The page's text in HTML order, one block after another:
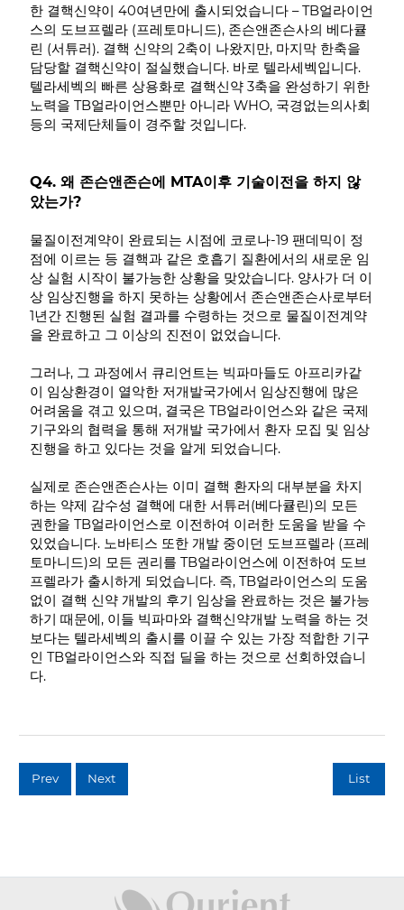
한 결핵신약이 40여년만에 출시되었습니다 – TB얼라이언
스의 도브프렐라 (프레토마니드), 존슨앤존슨사의 베다큘
린 (서튜러). 결핵 신약의 2축이 나왔지만, 마지막 한축을
담당할 결핵신약이 절실했습니다. 바로 텔라세벡입니다.
텔라세벡의 빠른 상용화로 결핵신약 3축을 완성하기 위한
노력을 TB얼라이언스뿐만 아니라 WHO, 국경없는의사회
등의 국제단체들이 경주할 것입니다.
Q4. 왜 존슨앤존슨에 MTA이후 기술이전을 하지 않
았는가?
물질이전계약이 완료되는 시점에 코로나-19 팬데믹이 정
점에 이르는 등 결핵과 같은 호흡기 질환에서의 새로운 임
상 실험 시작이 불가능한 상황을 맞았습니다. 양사가 더 이
상 임상진행을 하지 못하는 상황에서 존슨앤존슨사로부터
1년간 진행된 실험 결과를 수령하는 것으로 물질이전계약
을 완료하고 그 이상의 진전이 없었습니다.
그러나, 그 과정에서 큐리언트는 빅파마들도 아프리카같
이 임상환경이 열악한 저개발국가에서 임상진행에 많은
어려움을 겪고 있으며, 결국은 TB얼라이언스와 같은 국제
기구와의 협력을 통해 저개발 국가에서 환자 모집 및 임상
진행을 하고 있다는 것을 알게 되었습니다.
실제로 존슨앤존슨사는 이미 결핵 환자의 대부분을 차지
하는 약제 감수성 결핵에 대한 서튜러(베다큘린)의 모든
권한을 TB얼라이언스로 이전하여 이러한 도움을 받을 수
있었습니다. 노바티스 또한 개발 중이던 도브프렐라 (프레
토마니드)의 모든 권리를 TB얼라이언스에 이전하여 도브
프렐라가 출시하게 되었습니다. 즉, TB얼라이언스의 도움
없이 결핵 신약 개발의 후기 임상을 완료하는 것은 불가능
하기 때문에, 이들 빅파마와 결핵신약개발 노력을 하는 것
보다는 텔라세벡의 출시를 이끌 수 있는 가장 적합한 기구
인 TB얼라이언스와 직접 딜을 하는 것으로 선회하였습니
다.
Prev Next List